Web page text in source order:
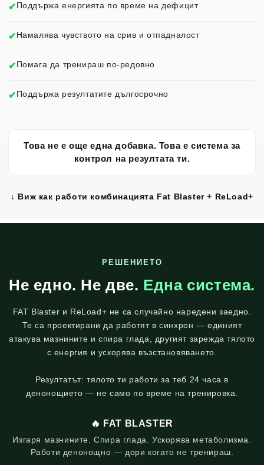
✔Поддържа енергията по време на дефицит
✔Намалява чувството на срив и отпадналост
✔Помага да тренираш по-редовно
✔Поддържа резултатите дългосрочно
Това не е още една добавка. Това е система за
контрол на резултата ти.
↓ Виж как работи комбинацията Fat Blaster + ReLoad+
РЕШЕНИЕТО
Не едно. Не две. Една система.
FAT Blaster и ReLoad+ не са случайно наредени заедно.
Те са проектирани да работят в синхрон — единият
атакува мазнините и спира глада, другият зарежда тялото
с енергия и ускорява възстановяването.
Резултатът: тялото ти работи за теб 24 часа в
денонощието — не само по време на тренировка.
🔥 FAT BLASTER
Изгаря мазнините. Спира глада. Ускорява метаболизма.
Работи денонощно — дори когато не тренираш.